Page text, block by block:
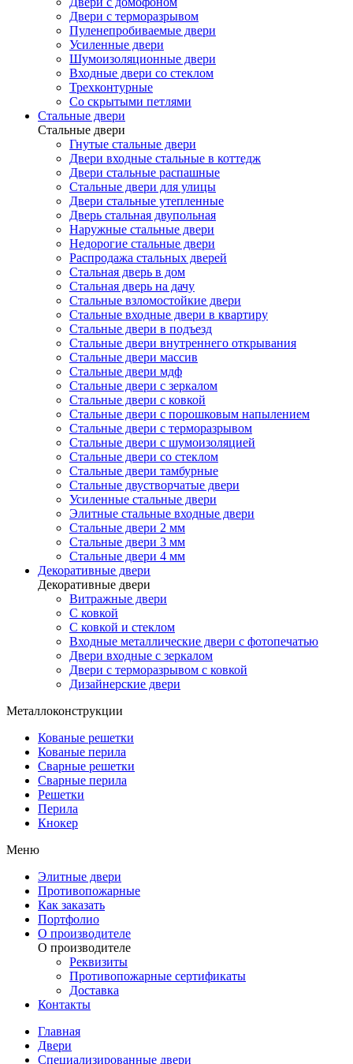
Двери с терморазрывом
Пуленепробиваемые двери
Усиленные двери
Шумоизоляционные двери
Входные двери со стеклом
Трехконтурные
Со скрытыми петлями
Стальные двери
Стальные двери
Гнутые стальные двери
Двери входные стальные в коттедж
Двери стальные распашные
Стальные двери для улицы
Двери стальные утепленные
Дверь стальная двупольная
Наружные стальные двери
Недорогие стальные двери
Распродажа стальных дверей
Стальная дверь в дом
Стальная дверь на дачу
Стальные взломостойкие двери
Стальные входные двери в квартиру
Стальные двери в подъезд
Стальные двери внутреннего открывания
Стальные двери массив
Стальные двери мдф
Стальные двери с зеркалом
Стальные двери с ковкой
Стальные двери с порошковым напылением
Стальные двери с терморазрывом
Стальные двери с шумоизоляцией
Стальные двери со стеклом
Стальные двери тамбурные
Стальные двустворчатые двери
Усиленные стальные двери
Элитные стальные входные двери
Стальные двери 2 мм
Стальные двери 3 мм
Стальные двери 4 мм
Декоративные двери
Декоративные двери
Витражные двери
С ковкой
С ковкой и стеклом
Входные металлические двери с фотопечатью
Двери входные с зеркалом
Двери с терморазрывом с ковкой
Дизайнерские двери
Металлоконструкции
Кованые решетки
Кованые перила
Сварные решетки
Сварные перила
Решетки
Перила
Кнокер
Меню
Элитные двери
Противопожарные
Как заказать
Портфолио
О производителе
О производителе
Реквизиты
Противопожарные сертификаты
Доставка
Контакты
Главная
Двери
Специализированные двери